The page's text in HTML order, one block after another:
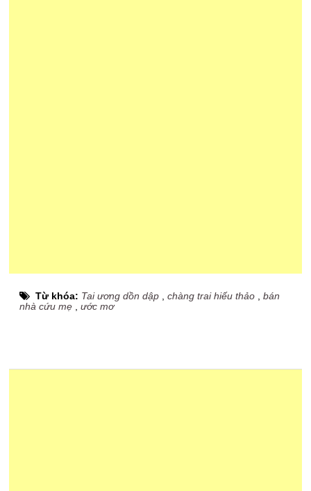
Từ khóa: Tai ương dồn dập ,chàng trai hiếu thảo ,bán
nhà cứu mẹ ,ước mơ